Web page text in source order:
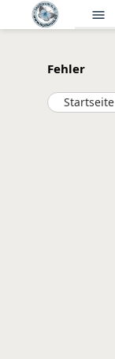
menu
Fehler
Startseite